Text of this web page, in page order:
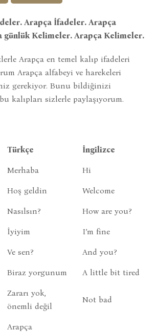
Arapça İfadeler. Arapça
günlük Kelimeler. Arapça Kelimeler.
Arapça en temel kalıp ifadeleri
Arapça alfabeyi ve harekeleri
gerekiyor. Bunu bildiğinizi
kalıpları sizlerle paylaşıyorum.
Türkçe İngilizce
Merhaba Hi
Hoş geldin Welcome
Nasılsın? How are you?
İyiyim I’m fine
Ve sen? And you?
Biraz yorgunum A little bit tired
Zararı yok,
önemli değil
Not bad
Arapça